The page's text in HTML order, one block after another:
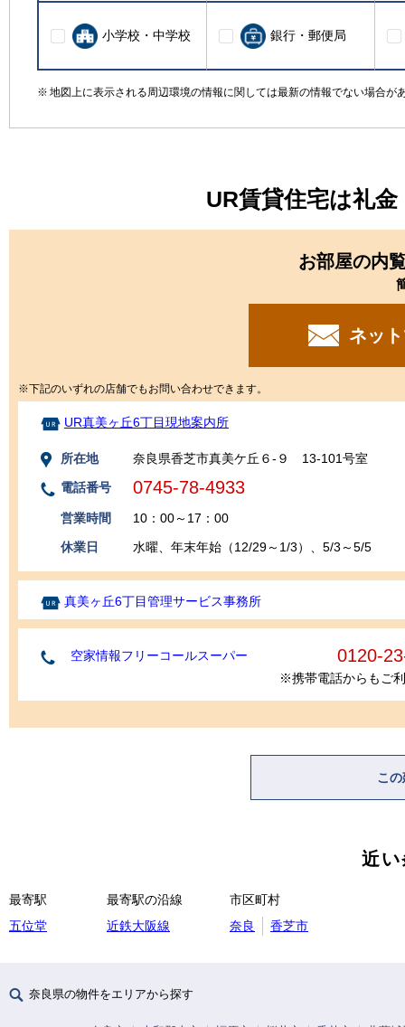
小学校・中学校 銀行・郵便局
地図上に表示される周辺環境の情報に関しては最新の情報でない場合
UR賃貸住宅は礼
お部屋の内
ネッ
※下記のいずれの店舗でもお問い合わせできます。
UR真美ヶ丘6丁目現地案内所
所在地
奈良県香芝市真美ケ丘６-９ 13-101号室
電話番号
0745-78-4933
営業時間
10：00～17：00
休業日
水曜、年末年始（12/29～1/3）、5/3～5/5
真美ヶ丘6丁目管理サービス事務所
空家情報フリーコールスーパー 0120-
※携帯電話からもご
こ
近
最寄駅
五位堂
最寄駅の沿線
近鉄大阪線
市区町村
奈良
香芝市
奈良県の物件をエリアから探す